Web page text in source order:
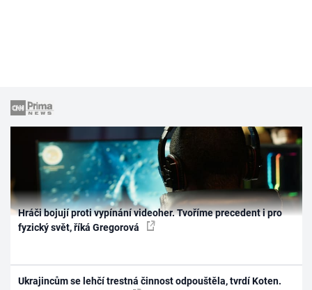
Hráči bojují proti vypínání videoher. Tvoříme precedent i pro
fyzický svět, říká Gregorová
Ukrajincům se lehčí trestná činnost odpouštěla, tvrdí Koten.